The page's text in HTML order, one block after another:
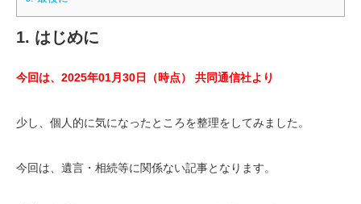
1. はじめに
今回は、2025年01月30日（時点） 共同通信社より
少し、個人的に気になったところを整理をしてみました。
今回は、遺言・相続等に関係ない記事となります。